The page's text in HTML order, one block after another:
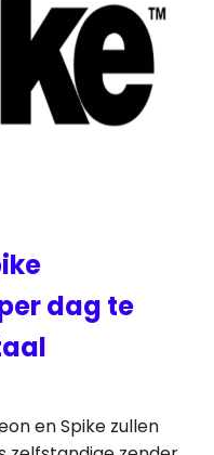
dag te
en Spike zullen